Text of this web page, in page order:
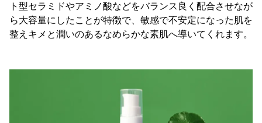
ト型セラミドやアミノ酸などをバランス良く配合させなが
ら大容量にしたことが特徴で、敏感で不安定になった肌を
整えキメと潤いのあるなめらかな素肌へ導いてくれます。